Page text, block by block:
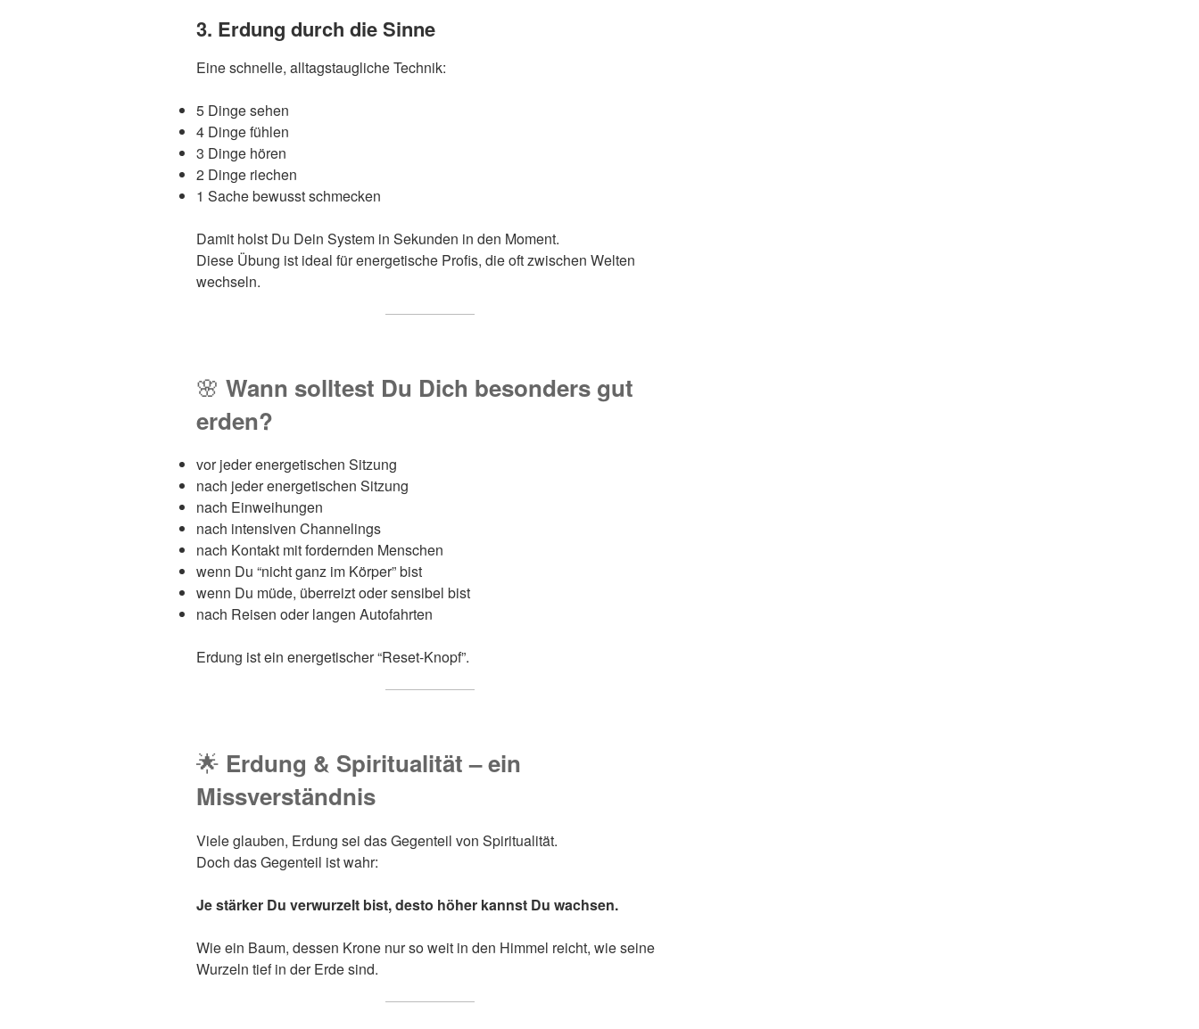
3. Erdung durch die Sinne
Eine schnelle, alltagstaugliche Technik:
5 Dinge sehen
4 Dinge fühlen
3 Dinge hören
2 Dinge riechen
1 Sache bewusst schmecken
Damit holst Du Dein System in Sekunden in den Moment.
Diese Übung ist ideal für energetische Profis, die oft zwischen Welten
wechseln.
🌸 Wann solltest Du Dich besonders gut
erden?
vor jeder energetischen Sitzung
nach jeder energetischen Sitzung
nach Einweihungen
nach intensiven Channelings
nach Kontakt mit fordernden Menschen
wenn Du “nicht ganz im Körper” bist
wenn Du müde, überreizt oder sensibel bist
nach Reisen oder langen Autofahrten
Erdung ist ein energetischer “Reset-Knopf”.
🌟 Erdung & Spiritualität – ein
Missverständnis
Viele glauben, Erdung sei das Gegenteil von Spiritualität.
Doch das Gegenteil ist wahr:
Je stärker Du verwurzelt bist, desto höher kannst Du wachsen.
Wie ein Baum, dessen Krone nur so weit in den Himmel reicht, wie seine
Wurzeln tief in der Erde sind.